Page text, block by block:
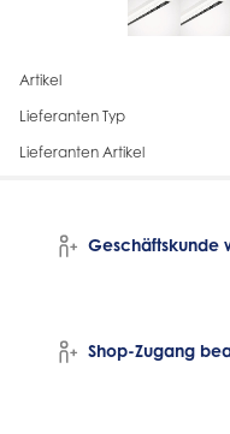
Artikel
Lieferanten Typ
Lieferanten Artikel
Geschäftskunde
Shop-Zugang